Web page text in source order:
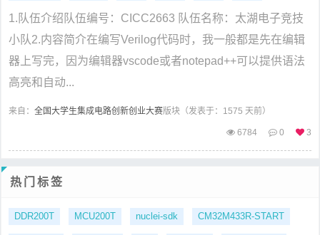
1.队伍介绍队伍编号：CICC2663 队伍名称：太湖电子竞技
小队2.内容简介在编写Verilog代码时，我一般都是先在编辑
器上写完，因为编辑器vscode或者notepad++可以提供语法
高亮和自动...
来自： 全国大学生集成电路创新创业大赛版块（发表于：1575 天前）
6784 0 3
热门标签
DDR200T MCU200T nuclei-sdk CM32M433R-START